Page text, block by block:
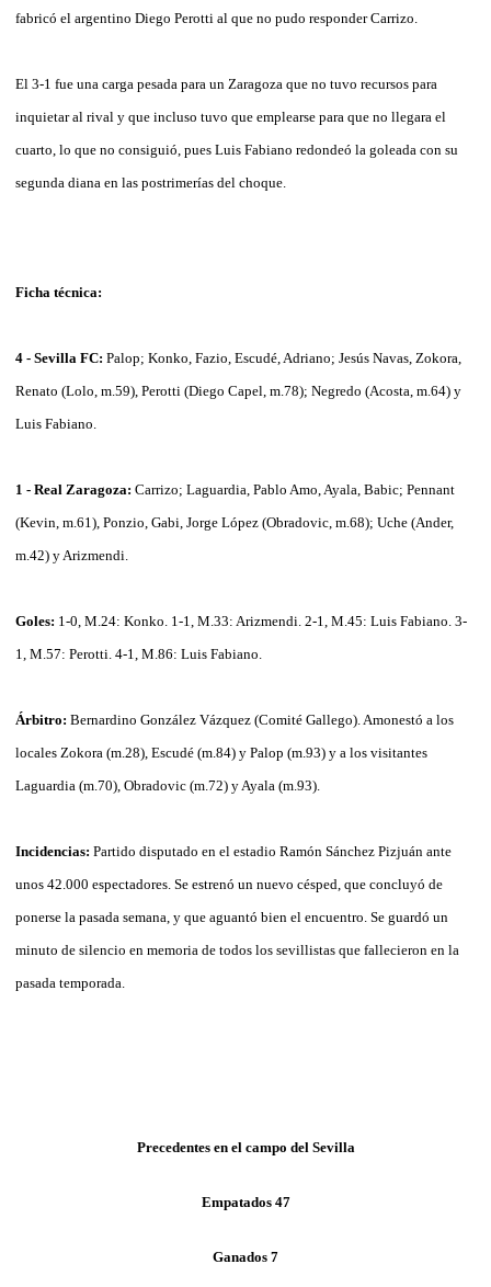
fabricó el argentino Diego Perotti al que no pudo responder Carrizo.
El 3-1 fue una carga pesada para un Zaragoza que no tuvo recursos para
inquietar al rival y que incluso tuvo que emplearse para que no llegara el
cuarto, lo que no consiguió, pues Luis Fabiano redondeó la goleada con su
segunda diana en las postrimerías del choque.
Ficha técnica:
4 - Sevilla FC: Palop; Konko, Fazio, Escudé, Adriano; Jesús Navas, Zokora,
Renato (Lolo, m.59), Perotti (Diego Capel, m.78); Negredo (Acosta, m.64) y
Luis Fabiano.
1 - Real Zaragoza: Carrizo; Laguardia, Pablo Amo, Ayala, Babic; Pennant
(Kevin, m.61), Ponzio, Gabi, Jorge López (Obradovic, m.68); Uche (Ander,
m.42) y Arizmendi.
Goles: 1-0, M.24: Konko. 1-1, M.33: Arizmendi. 2-1, M.45: Luis Fabiano. 3-
1, M.57: Perotti. 4-1, M.86: Luis Fabiano.
Árbitro: Bernardino González Vázquez (Comité Gallego). Amonestó a los
locales Zokora (m.28), Escudé (m.84) y Palop (m.93) y a los visitantes
Laguardia (m.70), Obradovic (m.72) y Ayala (m.93).
Incidencias: Partido disputado en el estadio Ramón Sánchez Pizjuán ante
unos 42.000 espectadores. Se estrenó un nuevo césped, que concluyó de
ponerse la pasada semana, y que aguantó bien el encuentro. Se guardó un
minuto de silencio en memoria de todos los sevillistas que fallecieron en la
pasada temporada.
Precedentes en el campo del Sevilla
Empatados 47
Ganados 7